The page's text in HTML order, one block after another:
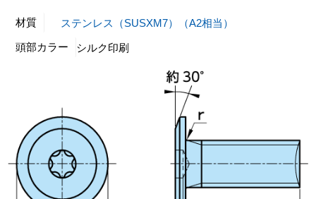
材質
ステンレス（SUSXM7）（A2相当）
頭部カラー
シルク印刷